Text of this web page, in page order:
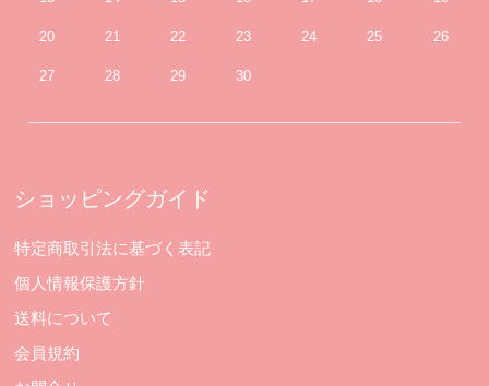
20 21 22 23 24 25 26
27 28 29 30
ショッピングガイド
特定商取引法に基づく表記
個人情報保護方針
送料について
会員規約